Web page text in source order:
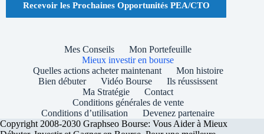
Recevoir les Prochaines Opportunités PEA/CTO
Mes Conseils
Mon Portefeuille
Mieux investir en bourse
Quelles actions acheter maintenant
Mon histoire
Bien débuter
Vidéo Bourse
Ils réussissent
Ma Stratégie
Contact
Conditions générales de vente
Conditions d’utilisation
Devenez partenaire
Copyright 2008-2030 Graphseo Bourse: Vous Aider à Mieux